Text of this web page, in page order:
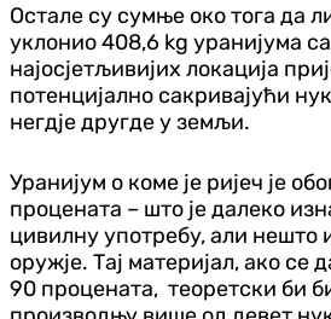
Остале су сумње око тога да
уклонио 408,6 kg уранијума са
најосјетљивијих локација
потенцијално сакривајући
негдје другде у земљи.
Уранијум о коме је ријеч је
процената – што је далеко
цивилну употребу, али нешто
оружје. Тај материјал, ако
90 процената, теоретски би